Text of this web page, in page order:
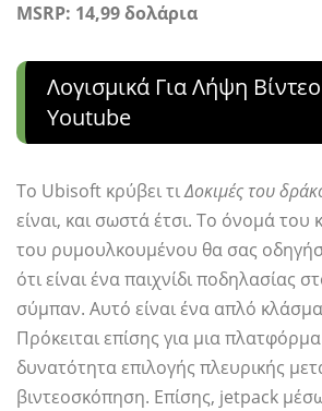
MSRP: 14,99 δολάρια
Λογισμικά Για Λήψη
Youtube
Το Ubisoft κρύβει τιΔοκιμές του
είναι, και σωστά έτσι. Το όνομά
του ρυμουλκουμένου θα σας
ότι είναι ένα παιχνίδι ποδηλασίας
σύμπαν. Αυτό είναι ένα απλό κλάσμα
Πρόκειται επίσης για μια
δυνατότητα επιλογής πλευρικής
βιντεοσκόπηση. Επίσης, jetpack